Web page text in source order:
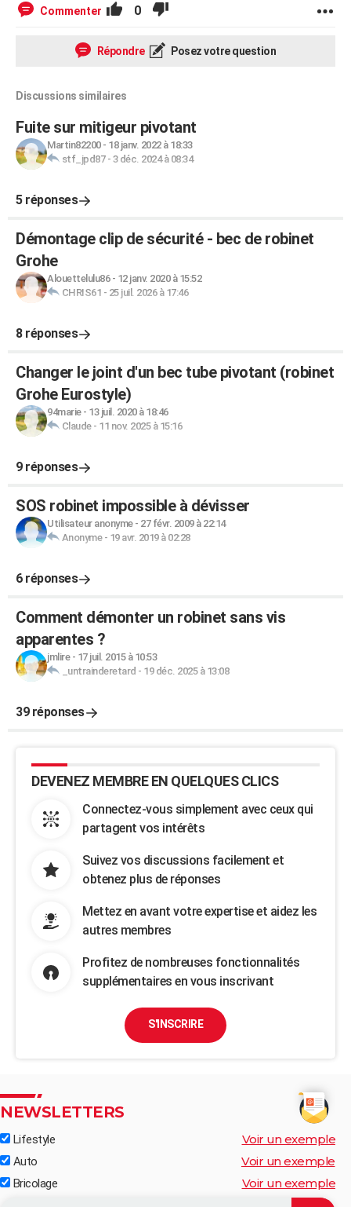
Commenter 0
Répondre Posez votre question
Discussions similaires
Fuite sur mitigeur pivotant
Martin82200- 18 janv. 2022 à 18:33
stf_jpd87- 3 déc. 2024 à 08:34
5 réponses
Démontage clip de sécurité - bec de robinet
Grohe
Alouettelulu86- 12 janv. 2020 à 15:52
CHRIS61 - 25 juil. 2026 à 17:46
8 réponses
Changer le joint d'un bec tube pivotant (robinet
Grohe Eurostyle)
94marie- 13 juil. 2020 à 18:46
Claude- 11 nov. 2025 à 15:16
9 réponses
SOS robinet impossible à dévisser
Utilisateur anonyme- 27 févr. 2009 à 22:14
Anonyme- 19 avr. 2019 à 02:28
6 réponses
Comment démonter un robinet sans vis
apparentes ?
jmlire- 17 juil. 2015 à 10:53
_untrainderetard - 19 déc. 2025 à 13:08
39 réponses
DEVENEZ MEMBRE EN QUELQUES CLICS
Connectez-vous simplement avec ceux qui
partagent vos intérêts
Suivez vos discussions facilement et
obtenez plus de réponses
Mettez en avant votre expertise et aidez les
autres membres
Profitez de nombreuses fonctionnalités
supplémentaires en vous inscrivant
S'INSCRIRE
NEWSLETTERS
Lifestyle Voir un exemple
Auto Voir un exemple
Bricolage Voir un exemple